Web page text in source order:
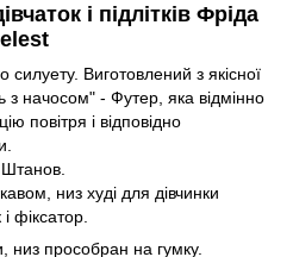
і підлітків Фріда
силуету. Виготовлений з якісної
з начосом" - Футер, яка відмінно
повітря і відповідно
Штанов.
низ худі для дівчинки
фіксатор.
низ прособран на гумку.